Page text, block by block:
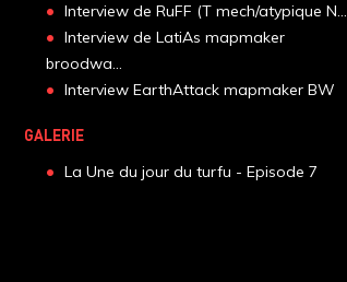
Interview de RuFF (T mech/atypique N...
Interview de LatiAs mapmaker
broodwa...
Interview EarthAttack mapmaker BW
GALERIE
La Une du jour du turfu - Episode 7